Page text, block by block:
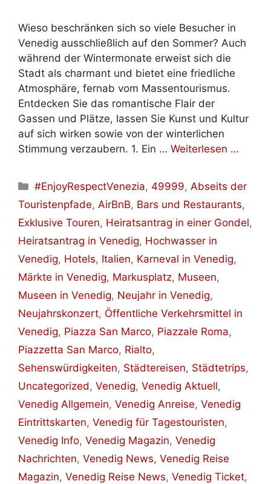
Wieso beschränken sich so viele Besucher in
Venedig ausschließlich auf den Sommer? Auch
während der Wintermonate erweist sich die
Stadt als charmant und bietet eine friedliche
Atmosphäre, fernab vom Massentourismus.
Entdecken Sie das romantische Flair der
Gassen und Plätze, lassen Sie Kunst und Kultur
auf sich wirken sowie von der winterlichen
Stimmung verzaubern. 1. Ein … Weiterlesen …
Kategorien
#EnjoyRespectVenezia, 49999,Abseits der
Touristenpfade, AirBnB, Bars und Restaurants,
Exklusive Touren, Heiratsantrag in einer Gondel,
Heiratsantrag in Venedig, Hochwasser in
Venedig, Hotels, Italien, Karneval in Venedig,
Märkte in Venedig, Markusplatz, Museen,
Museen in Venedig, Neujahr in Venedig,
Neujahrskonzert, Öffentliche Verkehrsmittel in
Venedig, Piazza San Marco, Piazzale Roma,
Piazzetta San Marco, Rialto,
Sehenswürdigkeiten, Städtereisen, Städtetrips,
Uncategorized, Venedig, Venedig Aktuell,
Venedig Allgemein, Venedig Anreise, Venedig
Eintrittskarten, Venedig für Tagestouristen,
Venedig Info, Venedig Magazin, Venedig
Nachrichten, Venedig News, Venedig Reise
Magazin, Venedig Reise News, Venedig Ticket,